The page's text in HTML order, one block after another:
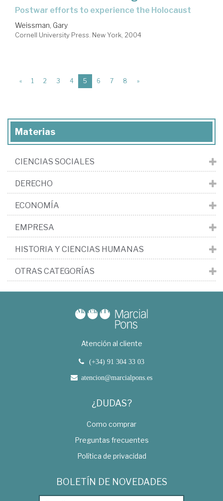
postwar efforts to experience the Holocaust
Weissman, Gary
Cornell University Press. New York, 2004
« 1 2 3 4 5 (current)
6 7 8 »
Materias
CIENCIAS SOCIALES
DERECHO
ECONOMÍA
EMPRESA
HISTORIA Y CIENCIAS HUMANAS
OTRAS CATEGORÍAS
Atención al cliente
(+34) 91 304 33 03
atencion@marcialpons.es
¿DUDAS?
Como comprar
Preguntas frecuentes
Política de privacidad
BOLETÍN DE NOVEDADES